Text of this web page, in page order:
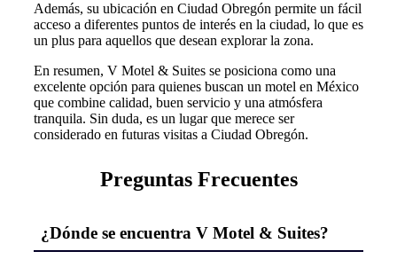
Además, su ubicación en Ciudad Obregón permite un fácil
acceso a diferentes puntos de interés en la ciudad, lo que es
un plus para aquellos que desean explorar la zona.
En resumen, V Motel & Suites se posiciona como una
excelente opción para quienes buscan un motel en México
que combine calidad, buen servicio y una atmósfera
tranquila. Sin duda, es un lugar que merece ser
considerado en futuras visitas a Ciudad Obregón.
Preguntas Frecuentes
¿Dónde se encuentra V Motel & Suites?